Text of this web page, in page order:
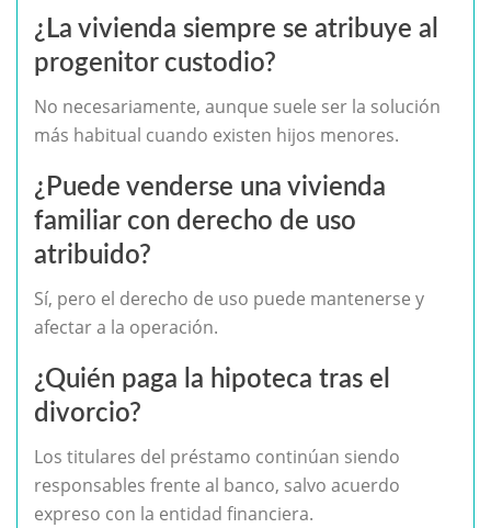
¿La vivienda siempre se atribuye al
progenitor custodio?
No necesariamente, aunque suele ser la solución
más habitual cuando existen hijos menores.
¿Puede venderse una vivienda
familiar con derecho de uso
atribuido?
Sí, pero el derecho de uso puede mantenerse y
afectar a la operación.
¿Quién paga la hipoteca tras el
divorcio?
Los titulares del préstamo continúan siendo
responsables frente al banco, salvo acuerdo
expreso con la entidad financiera.